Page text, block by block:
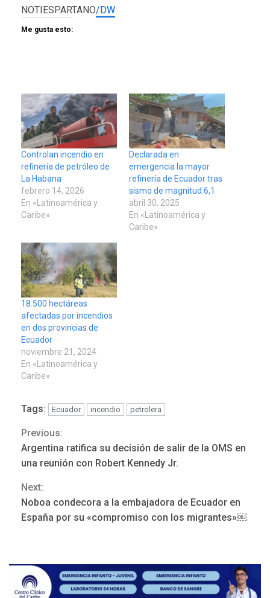
NOTIESPARTANO/DW
Me gusta esto:
Controlan incendio en
refinería de petróleo de
La Habana
febrero 14, 2026
En «Latinoamérica y
Caribe»
Declarada en
emergencia la mayor
refinería de Ecuador tras
sismo de magnitud 6,1
abril 30, 2025
En «Latinoamérica y
Caribe»
18.500 hectáreas
afectadas por incendios
en dos provincias de
Ecuador
noviembre 21, 2024
En «Latinoamérica y
Caribe»
Tags: Ecuador incendio petrolera
Continue
Reading
Previous:
Argentina ratifica su decisión de salir de la OMS en
una reunión con Robert Kennedy Jr.
Next:
Noboa condecora a la embajadora de Ecuador en
España por su «compromiso con los migrantes»￼
3
POLÍTICA
TITULARES
ÚLTIMA HORA
diálogo en Venezuela
4
nueva mesa de diálogo